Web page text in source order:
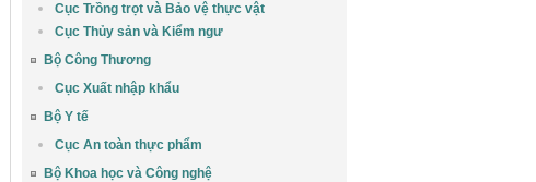
Cục Trồng trọt và Bảo vệ thực vật
Cục Thủy sản và Kiểm ngư
Bộ Công Thương
Cục Xuất nhập khẩu
Bộ Y tế
Cục An toàn thực phẩm
Bộ Khoa học và Công nghệ